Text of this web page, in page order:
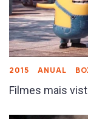
2015 ANUAL
Filmes mais